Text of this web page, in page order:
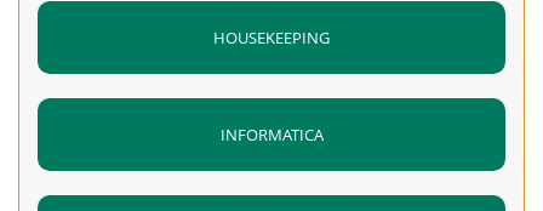
HOUSEKEEPING
INFORMATICA